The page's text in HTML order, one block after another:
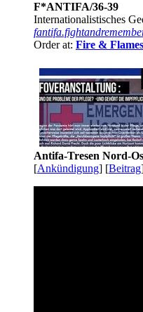
F*ANTIFA/36-39
Internationalistisches
Order at: Fire & Flames
Antifa-Tresen Nord-
[Ankündigung] [Beitrag